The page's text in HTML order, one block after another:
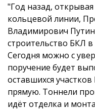
"Год назад,
кольцевой линии,
Владимирович
строительство БКЛ
Сегодня можно с
поручение будет
оставшихся
прямую. Тоннели
идёт отделка и